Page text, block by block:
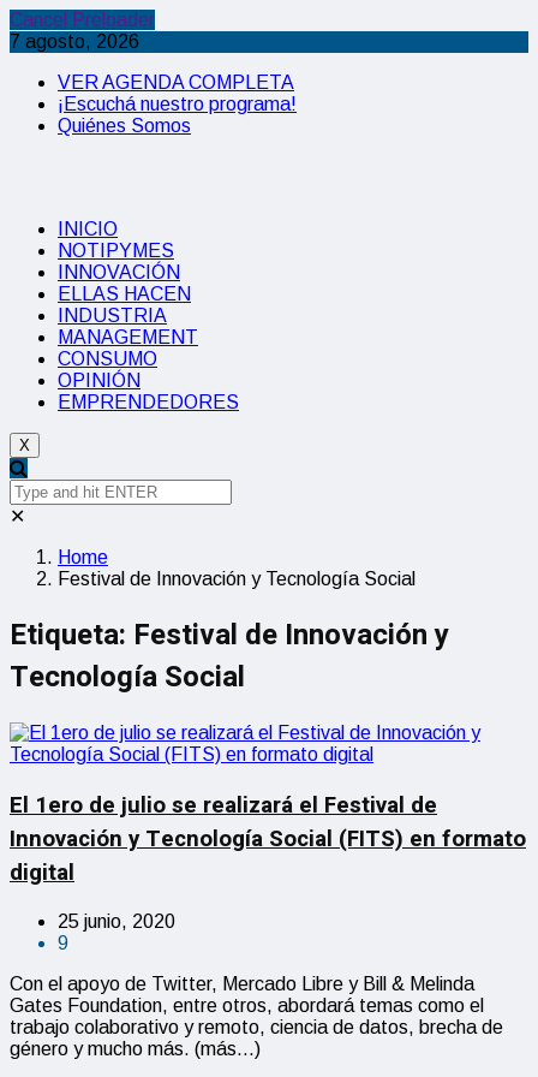
Cancel Preloader
7 agosto, 2026
VER AGENDA COMPLETA
¡Escuchá nuestro programa!
Quiénes Somos
INICIO
NOTIPYMES
INNOVACIÓN
ELLAS HACEN
INDUSTRIA
MANAGEMENT
CONSUMO
OPINIÓN
EMPRENDEDORES
X
✕
Home
Festival de Innovación y Tecnología Social
Etiqueta: Festival de Innovación y
Tecnología Social
El 1ero de julio se realizará el Festival de
Innovación y Tecnología Social (FITS) en formato
digital
25 junio, 2020
9
Con el apoyo de Twitter, Mercado Libre y Bill & Melinda
Gates Foundation, entre otros, abordará temas como el
trabajo colaborativo y remoto, ciencia de datos, brecha de
género y mucho más. (más…)